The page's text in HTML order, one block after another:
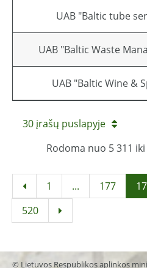
UAB "Baltic tube
UAB "Baltic Waste
UAB "Baltic Wine &
30 įrašų puslapyje
Rodoma nuo 5 311
1 ... 177
520
© Lietuvos Respublikos aplinkos